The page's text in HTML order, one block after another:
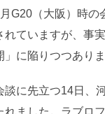
G20（大阪）時の
れていますが、事
」に陥りつつありま
談に先立つ14日、